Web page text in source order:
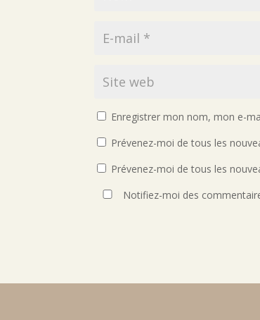
Enregistrer mon nom, mon e-
Prévenez-moi de tous les
Prévenez-moi de tous les
Notifiez-moi des